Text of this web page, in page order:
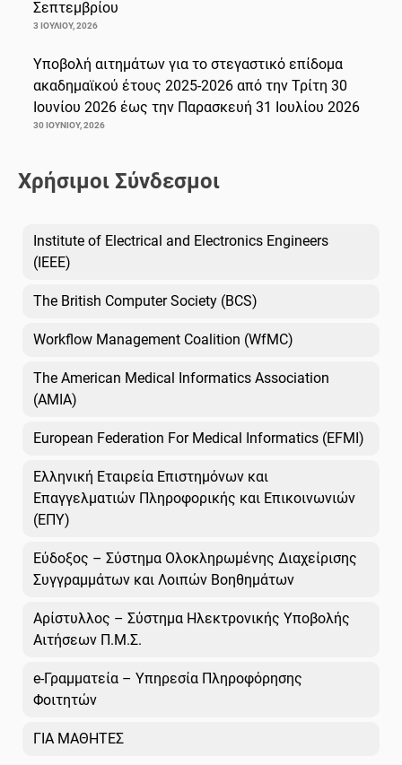
Σεπτεμβρίου
3 ΙΟΥΛΊΟΥ, 2026
Υποβολή αιτημάτων για το στεγαστικό επίδομα
ακαδημαϊκού έτους 2025-2026 από την Τρίτη 30
Ιουνίου 2026 έως την Παρασκευή 31 Ιουλίου 2026
30 ΙΟΥΝΊΟΥ, 2026
Χρήσιμοι Σύνδεσμοι
Institute of Electrical and Electronics Engineers
(IEEE)
The British Computer Society (BCS)
Workflow Management Coalition (WfMC)
The American Medical Informatics Association
(AMIA)
European Federation For Medical Informatics (EFMI)
Ελληνική Εταιρεία Επιστημόνων και
Επαγγελματιών Πληροφορικής και Επικοινωνιών
(ΕΠΥ)
Εύδοξος – Σύστημα Ολοκληρωμένης Διαχείρισης
Συγγραμμάτων και Λοιπών Βοηθημάτων
Αρίστυλλος – Σύστημα Ηλεκτρονικής Υποβολής
Αιτήσεων Π.Μ.Σ.
e-Γραμματεία – Υπηρεσία Πληροφόρησης
Φοιτητών
ΓΙΑ ΜΑΘΗΤΕΣ